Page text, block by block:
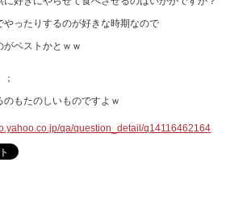
ったりするのが好きな時期なので
ベストかとｗｗ
もたのしいものですよｗ
qa/question_detail/q14116462164